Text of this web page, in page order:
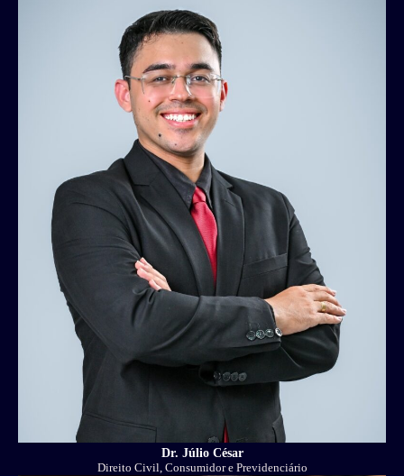
Dr. Júlio César
Direito Civil, Consumidor e Previdenciário